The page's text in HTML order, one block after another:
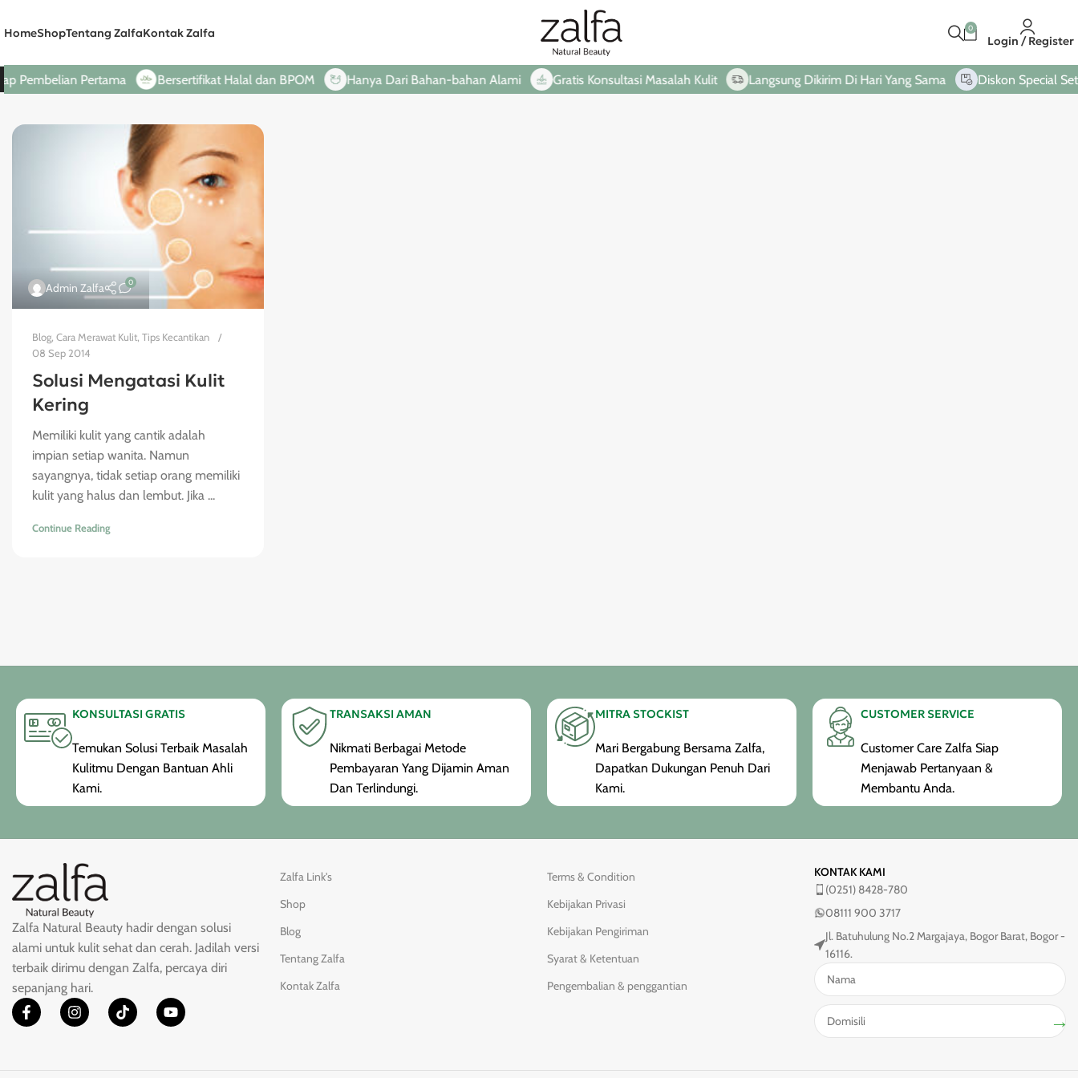
HomeShopTentang ZalfaKontak Zalfa 0
Login / Register
Pertama Bersertifikat Halal dan BPOM Hanya Dari Bahan-bahan Alami Gratis Konsultasi Masalah Kulit Langsung Dikirim Di Hari Yang Sama Diskon Special Setiap
Admin Zalfa 0
Blog, Cara Merawat Kulit, Tips Kecantikan
08 Sep 2014
Solusi Mengatasi Kulit
Kering
Memiliki kulit yang cantik adalah
impian setiap wanita. Namun
sayangnya, tidak setiap orang memiliki
kulit yang halus dan lembut. Jika ...
Continue Reading
KONSULTASI GRATIS
Temukan Solusi Terbaik Masalah
Kulitmu Dengan Bantuan Ahli
Kami.
TRANSAKSI AMAN
Nikmati Berbagai Metode
Pembayaran Yang Dijamin Aman
Dan Terlindungi.
MITRA STOCKIST
Mari Bergabung Bersama Zalfa,
Dapatkan Dukungan Penuh Dari
Kami.
CUSTOMER SERVICE
Customer Care Zalfa Siap
Menjawab Pertanyaan &
Membantu Anda.
Zalfa Natural Beauty hadir dengan solusi
alami untuk kulit sehat dan cerah. Jadilah versi
terbaik dirimu dengan Zalfa, percaya diri
sepanjang hari.
Zalfa Link's
Shop
Blog
Tentang Zalfa
Kontak Zalfa
Terms & Condition
Kebijakan Privasi
Kebijakan Pengiriman
Syarat & Ketentuan
Pengembalian & penggantian
KONTAK KAMI
(0251) 8428-780
08111 900 3717
Jl. Batuhulung No.2 Margajaya, Bogor Barat, Bogor -
16116.
→